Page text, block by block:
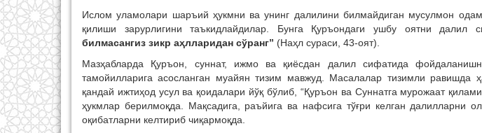
Ислом уламолари шаръий ҳукмни ва унинг далилини билмайдиган мусулмон
қилиши зарурлигини таъкидлайдилар. Бунга Қуръондаги ушбу оятни далил
билмасангиз зикр аҳлларидан сўранг” (Наҳл сураси, 43-оят).
Мазҳабларда Қуръон, суннат, ижмо ва қиёсдан далил сифатида
тамойилларига асосланган муайян тизим мавжуд. Масалалар тизимли равишда
қандай ижтиҳод усул ва қоидалари йўқ бўлиб, “Қуръон ва Суннатга мурожаат
ҳукмлар берилмоқда. Мақсадига, раъйига ва нафсига тўғри келган далилларни
оқибатларни келтириб чиқармоқда.